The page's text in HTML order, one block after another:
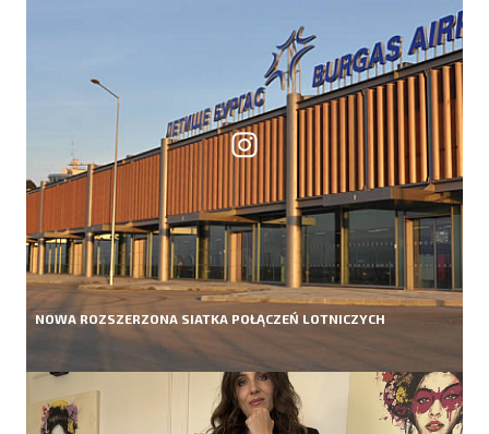
NOWA ROZSZERZONA SIATKA POŁĄCZEŃ LOTNICZYCH